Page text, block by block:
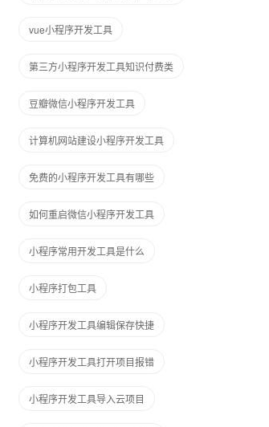
vue小程序开发工具
第三方小程序开发工具知识付费类
豆瓣微信小程序开发工具
计算机网站建设小程序开发工具
免费的小程序开发工具有哪些
如何重启微信小程序开发工具
小程序常用开发工具是什么
小程序打包工具
小程序开发工具编辑保存快捷
小程序开发工具打开项目报错
小程序开发工具导入云项目